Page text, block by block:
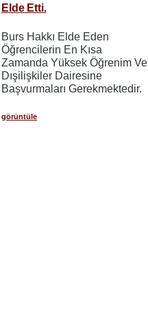
Elde Etti.
Burs Hakkı Elde Eden
Öğrencilerin En Kısa
Zamanda Yüksek Öğrenim Ve
Dışilişkiler Dairesine
Başvurmaları Gerekmektedir.
görüntüle